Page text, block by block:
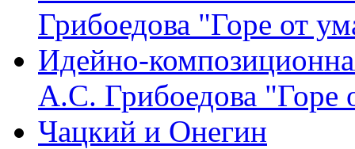
Грибоедова "Горе от
Идейно-
А.С. Грибоедова "Горе
Чацкий и Онегин